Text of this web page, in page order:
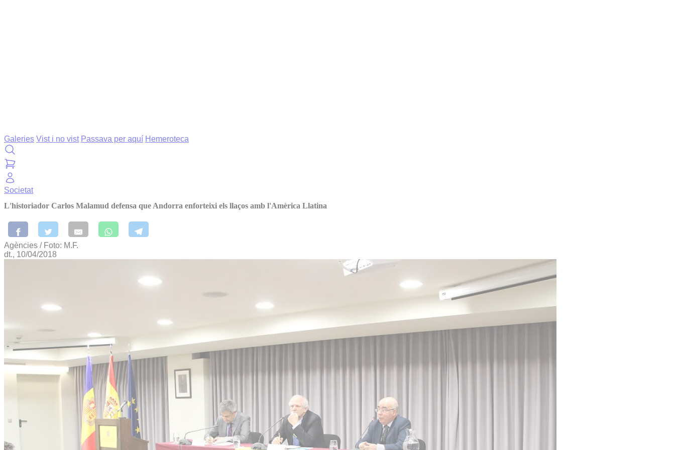
Galeries Vist i no vist Passava per aquí Hemeroteca
Societat
L'historiador Carlos Malamud defensa que Andorra enforteixi els llaços amb l'Amèrica Llatina
Agències / Foto: M.F.
dt., 10/04/2018